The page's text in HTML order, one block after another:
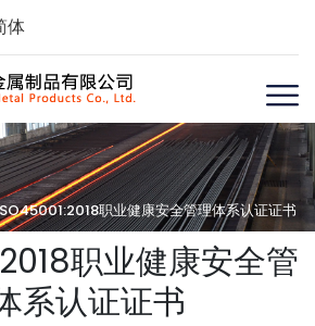
体
职业健康安全管理体系认证证书
职业健康安全管
系认证证书